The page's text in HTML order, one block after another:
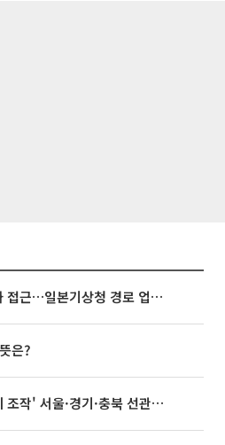
태풍 '돌핀' 오키나와 접근…일본기상청 경로 업데이트
은?
울·경기·충북 선관위 등 추가 압수수색